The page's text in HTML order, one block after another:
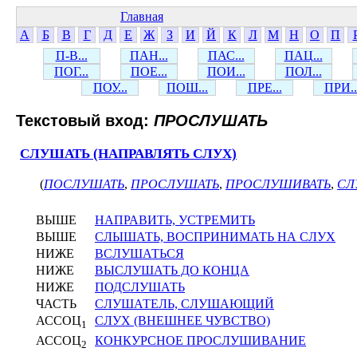
Главная
А
Б В Г Д Е Ж З И Й К Л М Н О П
П-В...
ПАН... ПАС...
ПАЦ...
ПОГ...
ПОЕ... ПОИ...
ПОЛ...
ПОУ...
ПОШ... ПРЕ...
Текстовый вход: ПРОСЛУШАТЬ
СЛУШАТЬ (НАПРАВЛЯТЬ СЛУХ)
(ПОСЛУШАТЬ, ПРОСЛУШАТЬ, ПРОСЛУШИВАТЬ,
ВЫШЕ
НАПРАВИТЬ, УСТРЕМИТЬ
ВЫШЕ
СЛЫШАТЬ, ВОСПРИНИМАТЬ НА СЛУХ
НИЖЕ
ВСЛУШАТЬСЯ
НИЖЕ
ВЫСЛУШАТЬ ДО КОНЦА
НИЖЕ
ПОДСЛУШАТЬ
ЧАСТЬ
СЛУШАТЕЛЬ, СЛУШАЮЩИЙ
АССОЦ1
СЛУХ (ВНЕШНЕЕ ЧУВСТВО)
АССОЦ2
КОНКУРСНОЕ ПРОСЛУШИВАНИЕ